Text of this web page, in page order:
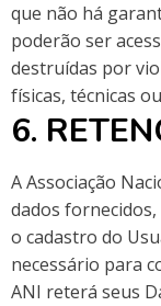
que não há
poderão ser
destruídas por
físicas, técnicas
6.
A Associação
dados
o cadastro do
necessário para
ANI reterá seus